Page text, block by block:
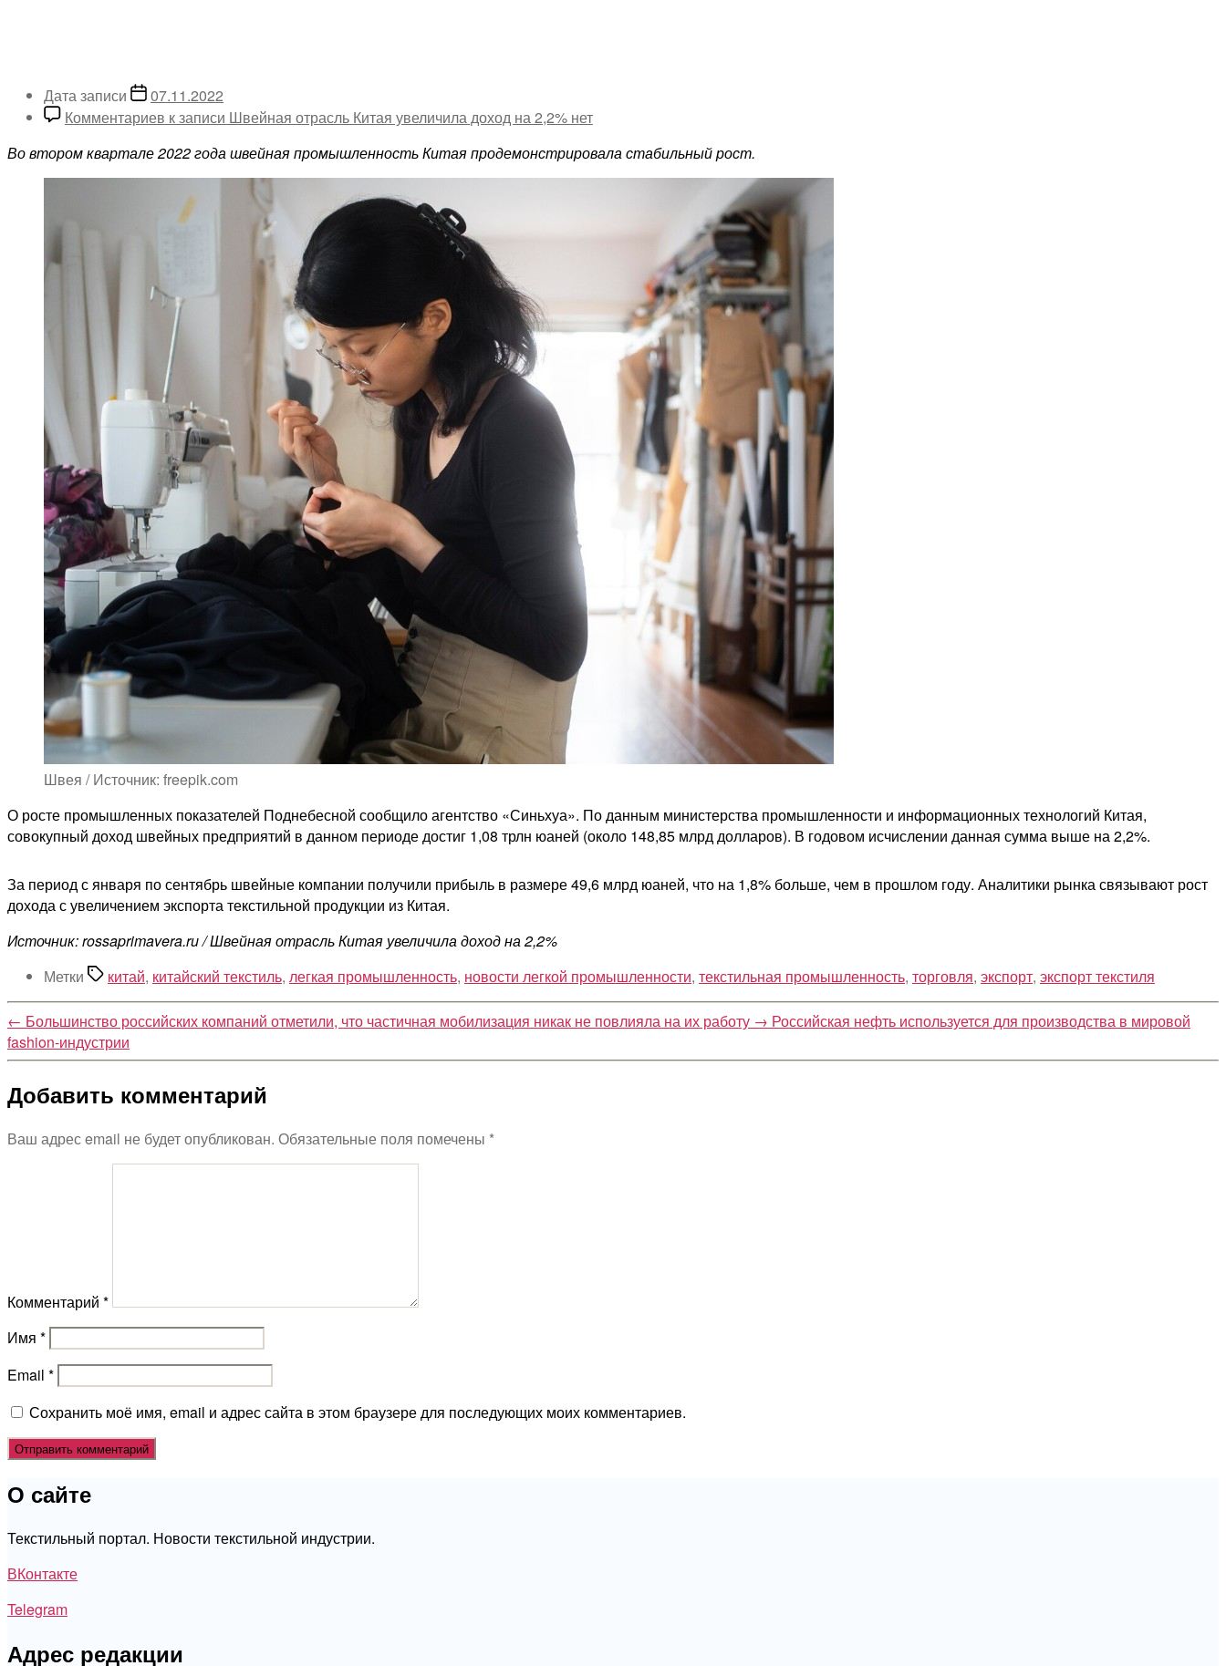
Дата записи
07.11.2022
Комментариев к записи Швейная отрасль Китая увеличила доход на 2,2% нет
Во втором квартале 2022 года швейная промышленность Китая продемонстрировала стабильный рост.
Швея / Источник: freepik.com
О росте промышленных показателей Поднебесной сообщило агентство «Синьхуа». По данным министерства промышленности и информационных технологий Китая,
совокупный доход швейных предприятий в данном периоде достиг 1,08 трлн юаней (около 148,85 млрд долларов). В годовом исчислении данная сумма выше на 2,2%.
За период с января по сентябрь швейные компании получили прибыль в размере 49,6 млрд юаней, что на 1,8% больше, чем в прошлом году. Аналитики рынка связывают рост
дохода с увеличением экспорта текстильной продукции из Китая.
Источник: rossaprimavera.ru / Швейная отрасль Китая увеличила доход на 2,2%
Метки
китай, китайский текстиль, легкая промышленность, новости легкой промышленности, текстильная промышленность, торговля, экспорт, экспорт текстиля
← Большинство российских компаний отметили, что частичная мобилизация никак не повлияла на их работу → Российская нефть используется для производства в мировой
fashion-индустрии
Добавить комментарий
Ваш адрес email не будет опубликован. Обязательные поля помечены *
Комментарий *
Имя *
Email *
Сохранить моё имя, email и адрес сайта в этом браузере для последующих моих комментариев.
О сайте
Текстильный портал. Новости текстильной индустрии.
ВКонтакте
Telegram
Адрес редакции